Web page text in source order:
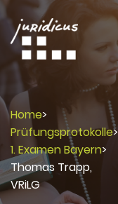
Home>
Prüfungsprotokolle>
1. Examen Bayern>
Thomas Trapp,
VRiLG